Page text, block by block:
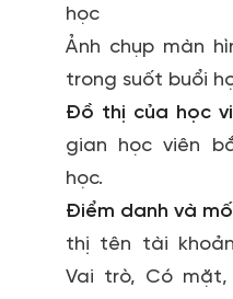
học
Ảnh chụp màn
trong suốt buổi
Đồ thị của học
gian học viên
học.
Điểm danh và
thị tên tài
Vai trò, Có mặt,